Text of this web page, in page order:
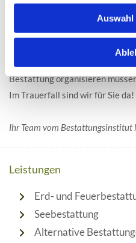
Auswahl
wir Sie zu allen Formen der
Kontaktieren Sie uns, wenn Sie
Bestattung organisieren
Im Trauerfall sind wir für Sie da!
Ihr Team vom Bestattungsinstitut
Leistungen
Erd- und
Seebestattung
Alternative